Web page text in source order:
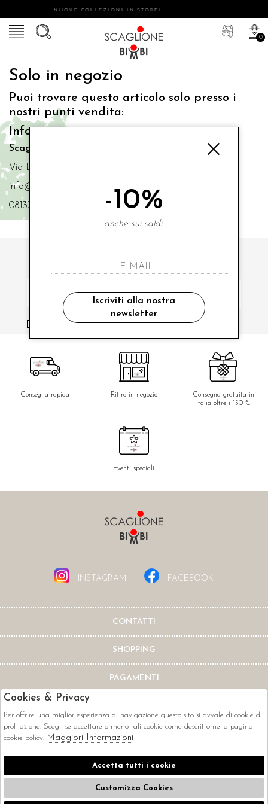
NUOVE COLLEZIONI IN STORE!
0
Solo in negozio
Puoi trovare questo articolo solo presso i
nostri punti vendita:
Info contatti
Scaglione Bimbi di Iacono Maria Angela
Via Luigi Mazzella,73 80077 Ischia
info@scaglionebimbi.com
0813331162
ISCRIVITI ALLA NOSTRA NEWSLETTER
ho letto ed accettato le condizioni sulla privacy.
Consegna rapida Ritiro in negozio
Consegna gratuita in
Italia oltre i 150 €
Eventi speciali
INSTAGRAM FACEBOOK
CONTATTI
SHOPPING
PAGAMENTI
CORRIERI
-10%
anche sui saldi.
Iscriviti alla nostra
newsletter
Cookies & Privacy
Per offrire una miglior esperienza di navigazione questo sito si avvale di cookie di
profilazione. Scegli se accettare o meno tali cookie come descritto nella pagina
cookie policy. Maggiori Informazioni
Accetta tutti i cookie
Customizza Cookies